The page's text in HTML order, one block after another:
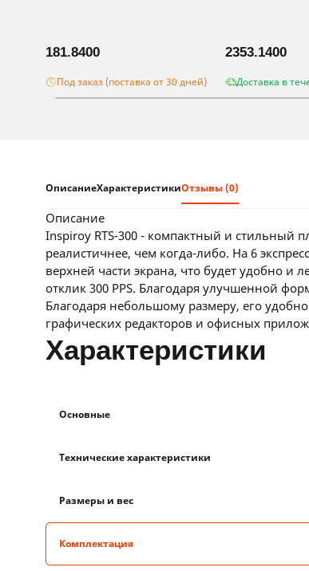
181.8400
Под заказ (поставка от 30 дней)
2353.1400
Доставка в
ОписаниеХарактеристикиОтзывы (0)
описание
Inspiroy RTS-300 - компактный и стильный
реалистичнее, чем когда-либо. На 6
верхней части экрана, что будет удобно и
отклик 300 PPS. Благодаря улучшенной
Благодаря небольшому размеру, его
графических редакторов и офисных
характеристики
Основные
Технические характеристики
Размеры и вес
Комплектация